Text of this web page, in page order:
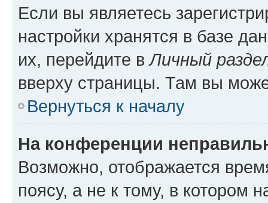
Если вы являетесь
настройки хранятся в базе
их, перейдите вЛичный
вверху страницы. Там вы
Вернуться к началу
На конференции
Возможно, отображается
поясу, а не к тому, в котором